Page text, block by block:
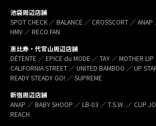
池袋周辺店舗
SPOT CHECK ／ BALANCE ／ CROSSCORT ／
HMV ／ RECO FAN
恵比寿・代官山周辺店舗
DÉTENTE ／ EPICE du MODE ／ TAY ／ MOTHER LIP
CALIFORNIA STREET ／ UNITED BAMBOO ／ UP
READY STEADY GO! ／ SUPREME
新宿周辺店舗
ANAP ／ BABY SHOOP ／ LB-03 ／ T.S.W. ／ CLIP
REACH